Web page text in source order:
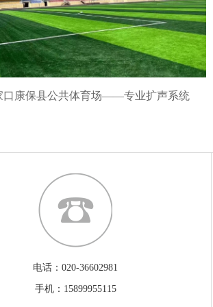
口康保县公共体育场——专业扩声系统
电话：020-36602981
手机：15899955115